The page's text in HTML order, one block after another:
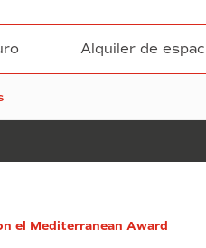
Alquiler de
el Mediterranean Award